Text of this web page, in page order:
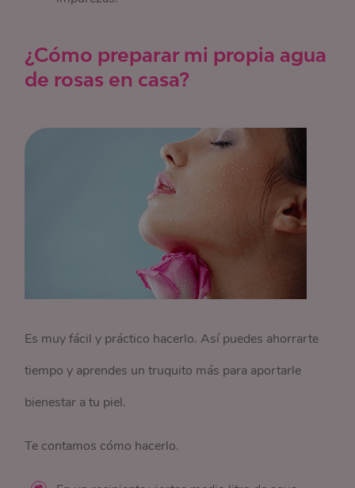
¿Cómo preparar mi propia agua
de rosas en casa?
Es muy fácil y práctico hacerlo. Así puedes ahorrarte
tiempo y aprendes un truquito más para aportarle
bienestar a tu piel.
Te contamos cómo hacerlo.